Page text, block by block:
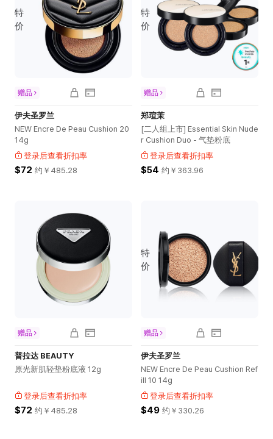
特
价
伊夫圣罗兰
NEW Encre De Peau Cushion 20
14g
登录后查看折扣率
$72 约￥ 485.28
赠品
特
价
郑瑄茉
[二人组上市] Essential Skin Nude
r Cushion Duo - 气垫粉底
登录后查看折扣率
$54 约￥ 363.96
赠品
普拉达 BEAUTY
原光新肌轻垫粉底液 12g
登录后查看折扣率
$72 约￥ 485.28
赠品
特
价
伊夫圣罗兰
NEW Encre De Peau Cushion Ref
ill 10 14g
登录后查看折扣率
$49 约￥ 330.26
赠品